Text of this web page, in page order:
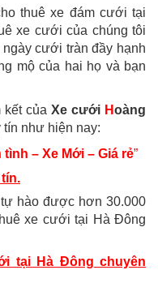
othuê xe đám cưới tại
xe cưới của chúng tôi
cưới tràn đầy hạnh
mộ của hai họ và bạn
kết của Xe cưới Hoàng
như hiện nay:
– Xe Mới – Giá rẻ”
hào được hơn 30.000
xe cưới tại Hà Đông
tại Hà Đông chuyên